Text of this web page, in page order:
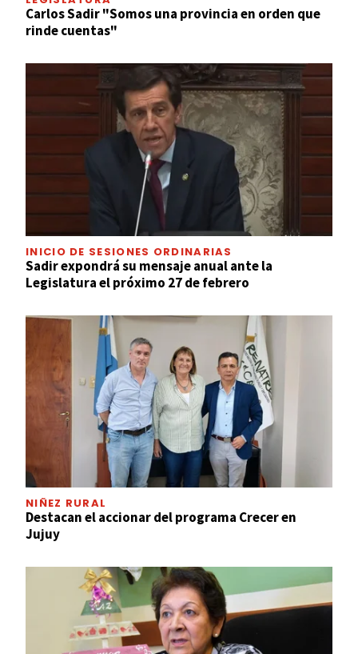
Carlos Sadir "Somos una provincia en orden que
rinde cuentas"
INICIO DE SESIONES ORDINARIAS
Sadir expondrá su mensaje anual ante la
Legislatura el próximo 27 de febrero
NIÑEZ RURAL
Destacan el accionar del programa Crecer en
Jujuy